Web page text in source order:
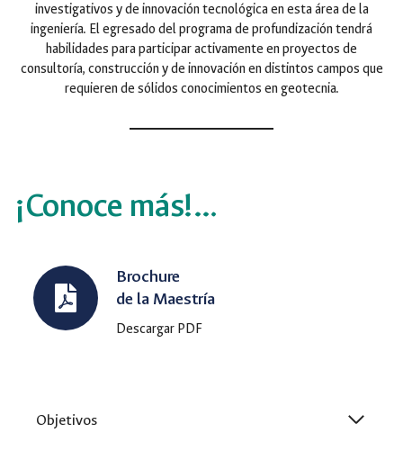
investigativos y de innovación tecnológica en esta área de la
ingeniería. El egresado del programa de profundización tendrá
habilidades para participar activamente en proyectos de
consultoría, construcción y de innovación en distintos campos que
requieren de sólidos conocimientos en geotecnia.
¡Conoce más!…
Brochure
de la Maestría
Descargar PDF
Objetivos